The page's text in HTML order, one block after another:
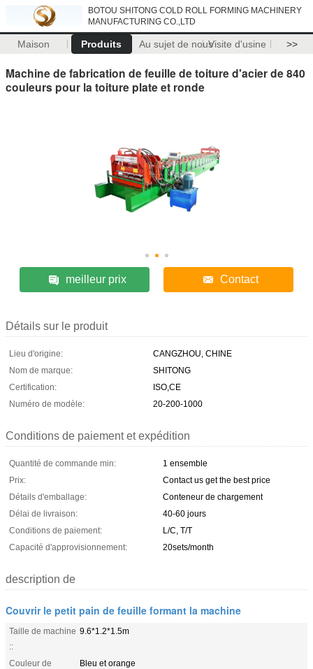
BOTOU SHITONG COLD ROLL FORMING MACHINERY
MANUFACTURING CO.,LTD
Maison Produits Au sujet de nousVisite d'usine >>
Machine de fabrication de feuille de toiture d'acier de 840
couleurs pour la toiture plate et ronde
meilleur prix Contact
Détails sur le produit
Lieu d'origine:
CANGZHOU, CHINE
Nom de marque:
SHITONG
Certification:
ISO,CE
Numéro de modèle:
20-200-1000
Conditions de paiement et expédition
Quantité de commande min:
1 ensemble
Prix:
Contact us get the best price
Détails d'emballage:
Conteneur de chargement
Délai de livraison:
40-60 jours
Conditions de paiement:
L/C, T/T
Capacité d'approvisionnement:
20sets/month
description de
Couvrir le petit pain de feuille formant la machine
Taille de machine
::
9.6*1.2*1.5m
Couleur de
Bleu et orange